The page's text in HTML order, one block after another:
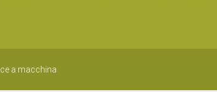
a macchina